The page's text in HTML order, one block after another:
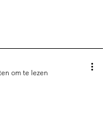
om te lezen
NaN uit 5 sterren.